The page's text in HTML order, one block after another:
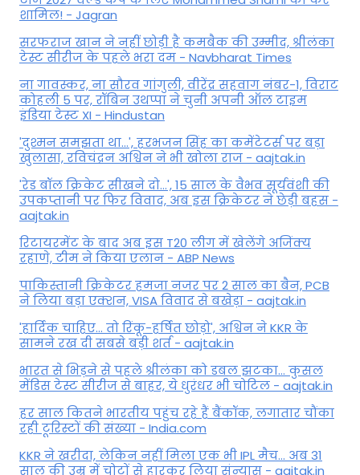
शामिल! - Jagran
सरफराज खान ने नहीं छोड़ी है कमबैक की उम्मीद, श्रीलंका
टेस्ट सीरीज के पहले भरा दम - Navbharat Times
ना गावस्कर, ना सौरव गांगुली, वीरेंद्र सहवाग नंबर-1, विराट
कोहली 5 पर, रॉबिन उथप्पा ने चुनी अपनी ऑल टाइम
इंडिया टेस्ट XI - Hindustan
'दुश्मन समझता था...', हरभजन सिंह का कमेंटेटर्स पर बड़ा
खुलासा, रव‍िचंद्रन अश्विन ने भी खोला राज - aajtak.in
'रेड बॉल क्रिकेट सीखने दो...', 15 साल के वैभव सूर्यवंशी की
उपकप्तानी पर फ‍िर व‍िवाद, अब इस क्रिकेटर ने छेड़ी बहस -
aajtak.in
रिटायरमेंट के बाद अब इस T20 लीग में खेलेंगे अजिंक्य
रहाणे, टीम ने किया एलान - ABP News
पाकिस्तानी क्रिकेटर हमजा नजर पर 2 साल का बैन, PCB
ने ल‍िया बड़ा एक्शन, VISA व‍िवाद से बखेड़ा - aajtak.in
'हार्दिक चाहिए... तो रिंकू-हर्षित छोड़ो', अश्विन ने KKR के
सामने रख दी सबसे बड़ी शर्त - aajtak.in
भारत से भिड़ने से पहले श्रीलंका को डबल झटका... कुसल
मेंडिस टेस्ट सीरीज से बाहर, ये धुरंधर भी चोटिल - aajtak.in
हर साल कितने भारतीय पहुंच रहे हैं बैंकॉक, लगातार चौंका
रही टूरिस्टों की संख्या - India.com
KKR ने खरीदा, लेकिन नहीं मिला एक भी IPL मैच... अब 31
साल की उम्र में चोटों से हारकर लिया संन्यास - aajtak.in